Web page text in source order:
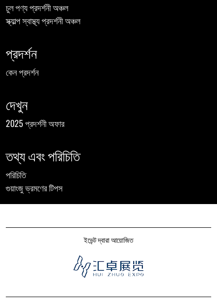
চুল পণ্য প্রদর্শনী অঞ্চল
স্ক্যাল্প স্বাস্থ্য প্রদর্শনী অঞ্চল
প্রদর্শন
কেন প্রদর্শন
দেখুন
2025 প্রদর্শনী অফার
তথ্য এবং পরিচিতি
পরিচিতি
গুয়াংজু ভ্রমণের টিপস
ইভেন্ট দ্বারা আয়োজিত